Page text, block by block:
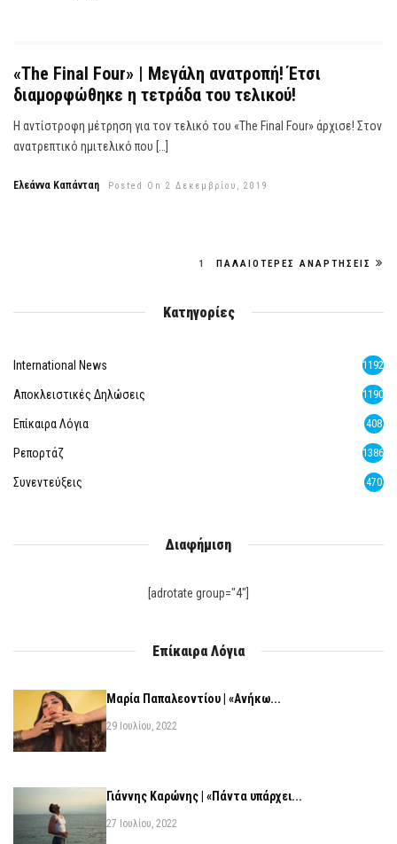
«The Final Four» | Μεγάλη ανατροπή! Έτσι
διαμορφώθηκε η τετράδα του τελικού!
Η αντίστροφη μέτρηση για τον τελικό του «The Final Four» άρχισε! Στον
ανατρεπτικό ημιτελικό που […]
Ελεάννα Καπάνταη Posted On 2 Δεκεμβρίου, 2019
1 ΠΑΛΑΙΌΤΕΡΕΣ ΑΝΑΡΤΉΣΕΙΣ
Κατηγορίες
International News 1192
Αποκλειστικές Δηλώσεις 1190
Επίκαιρα Λόγια 408
Ρεπορτάζ 1386
Συνεντεύξεις 470
Διαφήμιση
[adrotate group="4"]
Επίκαιρα Λόγια
Μαρία Παπαλεοντίου | «Ανήκω...
29 Ιουλίου, 2022
Γιάννης Καρώνης | «Πάντα υπάρχει...
27 Ιουλίου, 2022